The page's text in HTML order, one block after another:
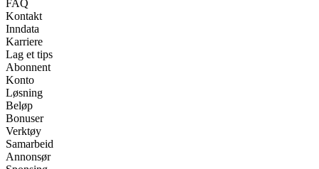
FAQ
Kontakt
Inndata
Karriere
Lag et tips
Abonnent
Konto
Løsning
Beløp
Bonuser
Verktøy
Samarbeid
Annonsør